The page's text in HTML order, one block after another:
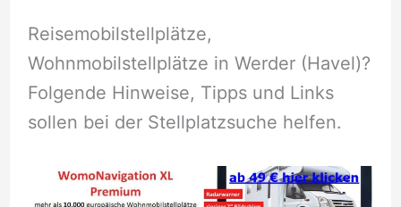
Reisemobilstellplätze,
Wohnmobilstellplätze in Werder (Havel)?
Folgende Hinweise, Tipps und Links
sollen bei der Stellplatzsuche helfen.